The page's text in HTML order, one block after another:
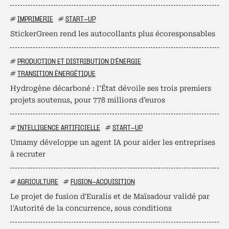
# IMPRIMERIE # START-UP
StickerGreen rend les autocollants plus écoresponsables
# PRODUCTION ET DISTRIBUTION D'ÉNERGIE
# TRANSITION ÉNERGÉTIQUE
Hydrogène décarboné : l’État dévoile ses trois premiers
projets soutenus, pour 778 millions d’euros
# INTELLIGENCE ARTIFICIELLE # START-UP
Umamy développe un agent IA pour aider les entreprises
à recruter
# AGRICULTURE # FUSION-ACQUISITION
Le projet de fusion d'Euralis et de Maïsadour validé par
l'Autorité de la concurrence, sous conditions